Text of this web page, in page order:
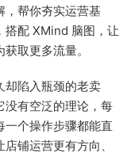
，帮你夯实运营基
搭配 XMind 脑图，让
取更多流量。
却陷入瓶颈的老卖
没有空泛的理论，每
一个操作步骤都能直
铺运营更有方向、